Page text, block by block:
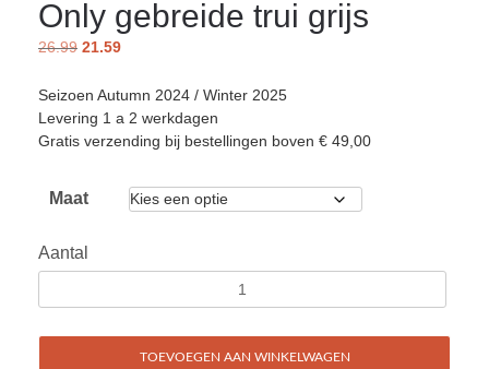
Only gebreide trui grijs
26.99 21.59
Seizoen Autumn 2024 / Winter 2025
Levering 1 a 2 werkdagen
Gratis verzending bij bestellingen boven € 49,00
Maat
Aantal
TOEVOEGEN AAN WINKELWAGEN